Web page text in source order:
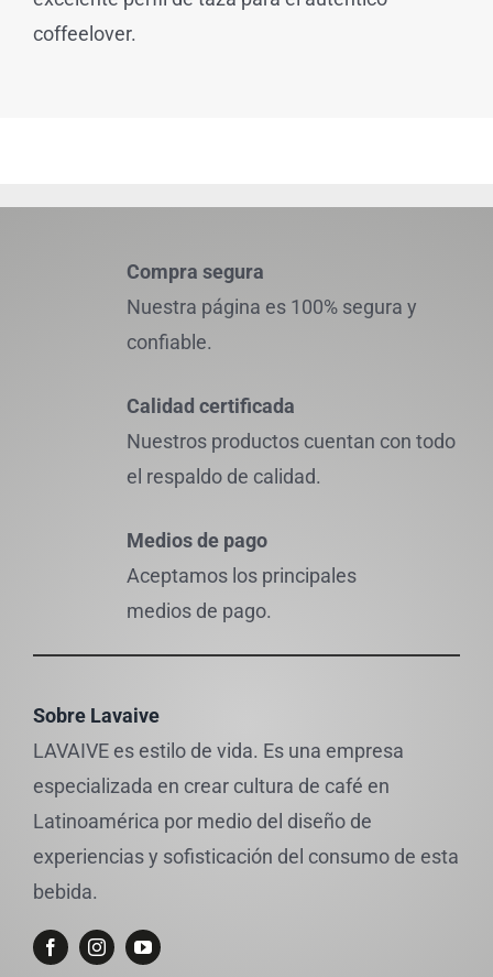
coffeelover.
Compra segura
Nuestra página es 100% segura y
confiable.
Calidad certificada
Nuestros productos cuentan con todo
el respaldo de calidad.
Medios de pago
Aceptamos los principales
medios de pago.
Sobre Lavaive
LAVAIVE es estilo de vida. Es una empresa
especializada en crear cultura de café en
Latinoamérica por medio del diseño de
experiencias y sofisticación del consumo de esta
bebida.